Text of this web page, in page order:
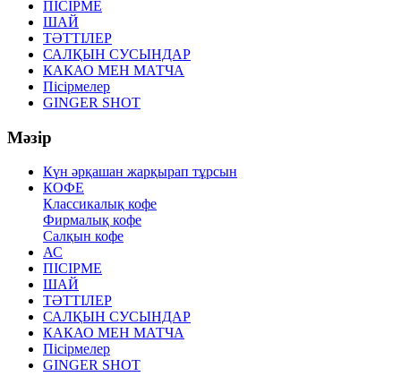
ПІСІРМЕ
ШАЙ
ТӘТТІЛЕР
САЛҚЫН СУСЫНДАР
КАКАО МЕН МАТЧА
Пісірмелер
GINGER SHOT
Мәзір
Күн әрқашан жарқырап тұрсын
КОФЕ
Классикалық кофе
Фирмалық кофе
Салқын кофе
АС
ПІСІРМЕ
ШАЙ
ТӘТТІЛЕР
САЛҚЫН СУСЫНДАР
КАКАО МЕН МАТЧА
Пісірмелер
GINGER SHOT